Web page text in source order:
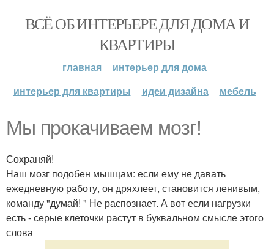
ВСЁ ОБ ИНТЕРЬЕРЕ ДЛЯ ДОМА И
КВАРТИРЫ
главная
интерьер для дома
интерьер для квартиры
идеи дизайна мебель
Мы прокачиваем мозг!
Сохраняй!
Наш мозг подобен мышцам: если ему не давать
ежедневную работу, он дряхлеет, становится ленивым,
команду "думай! " Не распознает. А вот если нагрузки
есть - серые клеточки растут в буквальном смысле этого
слова